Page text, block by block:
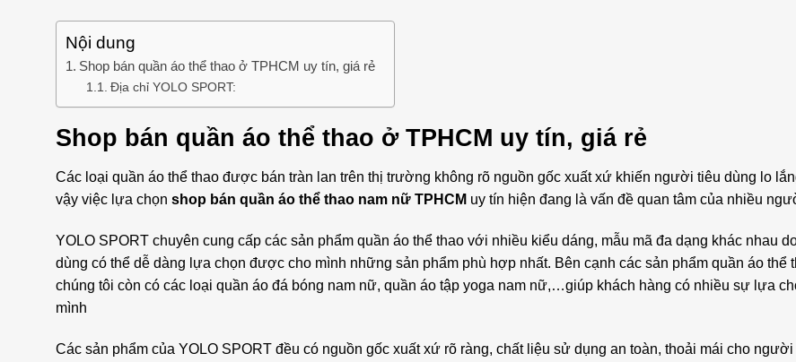
Nội dung
Shop bán quần áo thể thao ở TPHCM uy tín, giá rẻ
Địa chỉ YOLO SPORT:
Shop bán quần áo thể thao ở TPHCM uy tín, giá rẻ
Các loại quần áo thể thao được bán tràn lan trên thị trường không rõ nguồn gốc xuất xứ khiến người tiêu dùng lo
vậy việc lựa chọn shop bán quần áo thể thao nam nữ TPHCM uy tín hiện đang là vấn đề quan tâm của nhiều
YOLO SPORT chuyên cung cấp các sản phẩm quần áo thể thao với nhiều kiểu dáng, mẫu mã đa dạng khác nhau
dùng có thể dễ dàng lựa chọn được cho mình những sản phẩm phù hợp nhất. Bên cạnh các sản phẩm quần áo thể
chúng tôi còn có các loại quần áo đá bóng nam nữ, quần áo tập yoga nam nữ,…giúp khách hàng có nhiều sự lựa
mình
Các sản phẩm của YOLO SPORT đều có nguồn gốc xuất xứ rõ ràng, chất liệu sử dụng an toàn, thoải mái cho